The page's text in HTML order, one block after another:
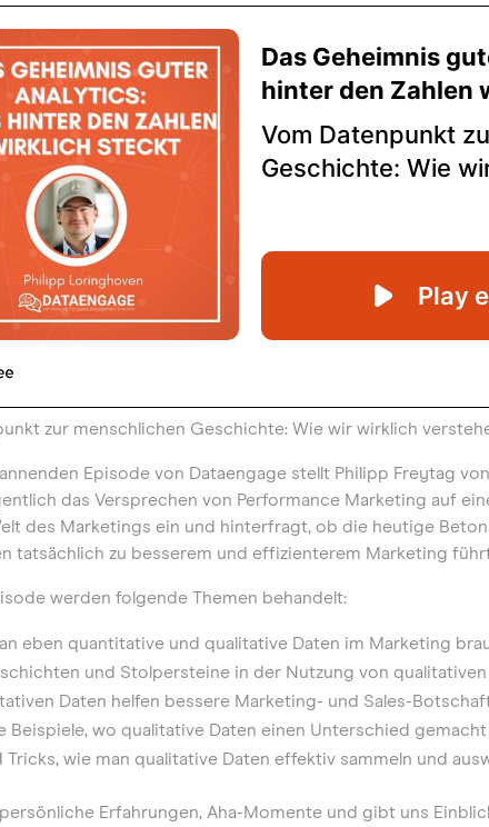
zur menschlichen Geschichte: Wie wir wirklich
Episode von Dataengage stellt Philipp Freytag
das Versprechen von Performance Marketing auf
des Marketings ein und hinterfragt, ob die heutige
tatsächlich zu besserem und effizienterem Marketing
werden folgende Themen behandelt:
eben quantitative und qualitative Daten im Marketing
und Stolpersteine in der Nutzung von qualitativen
Daten helfen bessere Marketing- und Sales-
Beispiele, wo qualitative Daten einen Unterschied gemacht
Tricks, wie man qualitative Daten effektiv sammeln und
Erfahrungen, Aha-Momente und gibt uns